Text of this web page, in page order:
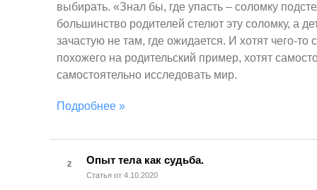
выбирать. «Знал бы, где упасть – соломку
большинство родителей стелют эту соломку, а
зачастую не там, где ожидается. И хотят чего-то
похожего на родительский пример, хотят
самостоятельно исследовать мир.
Подробнее »
2 Опыт тела как судьба.
Статья от 4.10.2020